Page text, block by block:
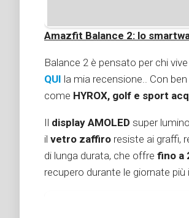
Amazfit Balance 2: lo
Balance 2 è pensato per chi
QUI la mia recensione.. Con ben
come HYROX, golf e sport
Il display AMOLED super
il vetro zaffiro resiste ai graffi,
di lunga durata, che offre fino a
recupero durante le giornate più